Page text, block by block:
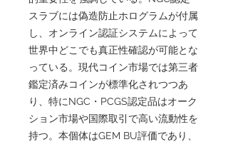
スラブには偽造防止ホログラムが付属
し、オンライン認証システムによって
世界中どこでも真正性確認が可能とな
っている。現代コイン市場では第三者
鑑定済みコインが標準化されつつあ
り、特にNGC・PCGS認定品はオーク
ション市場や国際取引で高い流動性を
持つ。本個体はGEM BU評価であり、